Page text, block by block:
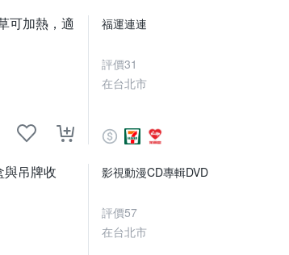
可加熱，適
福運連連
評價31
在台北市
吊牌收
影視動漫CD專輯DVD
評價57
在台北市